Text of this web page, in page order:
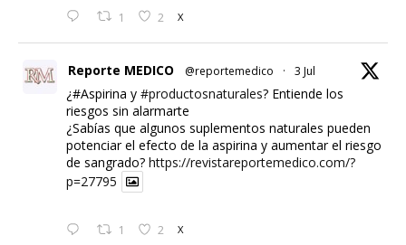
1 2 X
Reporte MEDICO @reportemedico · 3 Jul
¿#Aspirina y #productosnaturales? Entiende los
riesgos sin alarmarte
¿Sabías que algunos suplementos naturales pueden
potenciar el efecto de la aspirina y aumentar el riesgo
de sangrado? https://revistareportemedico.com/?
p=27795
1 2 X